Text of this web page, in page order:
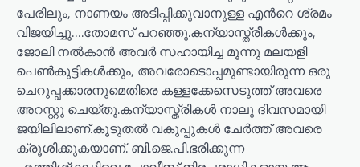
പേരിലും, നാണയം അടിപ്പിക്കുവാനുള്ള എൻറെ ശ്രമം
വിജയിച്ചു….തോമസ് പറഞ്ഞു.കന്യാസ്ത്രീകൾക്കും,
ജോലി നൽകാൻ അവർ സഹായിച്ച മൂന്നു മലയളി
പെൺകുട്ടികൾക്കും, അവരോടൊപ്പമുണ്ടായിരുന്ന ഒരു
ചെറുപ്പക്കാരനുമെതിരെ കള്ളക്കേസെടുത്ത് അവരെ
അറസ്റ്റു ചെയ്തു.കന്യാസ്ത്രികൾ നാലു ദിവസമായി
ജയിലിലാണ്.കൂടുതൽ വകുപ്പുകൾ ചേർത്ത് അവരെ
ക്രൂശിക്കുകയാണ്. ബി.ജെ.പി.ഭരിക്കുന്ന